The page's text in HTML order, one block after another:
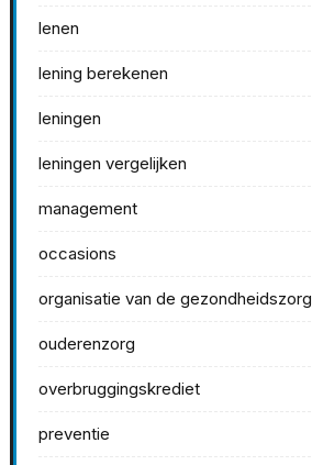
lenen
lening berekenen
leningen
leningen vergelijken
management
occasions
organisatie van de gezondheidszorg
ouderenzorg
overbruggingskrediet
preventie